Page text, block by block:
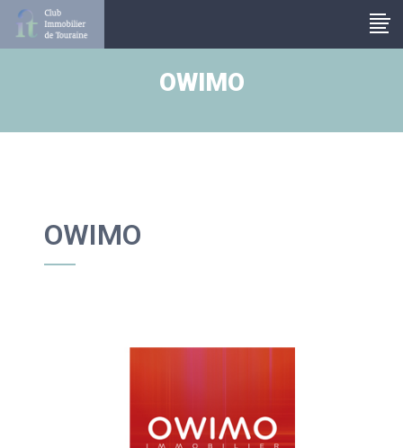
OWIMO
OWIMO
Panneau de gestion des cookies